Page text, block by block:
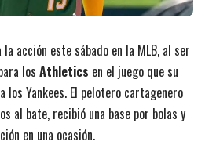
la acción este sábado en la MLB, al ser
los Athletics en el juego que su
Yankees. El pelotero cartagenero
al bate, recibió una base por bolas y
en una ocasión.